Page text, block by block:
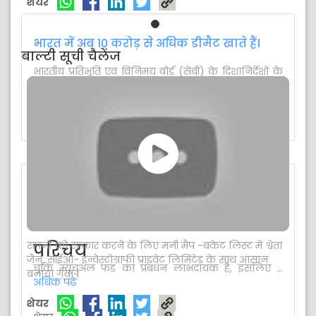
भारत में अब 10 करोड़ से अधिक डीमैट खाते हैं।
भारतीय प्रतिभूति एवं विनिमय बोर्ड (सेबी) के दिशानिर्देशों के
क्या आप 3Q22 के सबसे खराब स्टाइल म्यूचुअल
परिचय
चूंकि म्यूचुअल फंड का प्रबंधन लाभदायक है, इसलिए ...
अधिक पढ़ें
बाल्टी सूची चैलेंज
सपनों को साकार करने के लिए मनी मैप -बकेट लिस्ट में श्वेता
जैन, सीईओ- इन्वेस्टोग्राफी प्राइवेट लिमिटेड के साथ आसान
बनाया गया ।
शेयर